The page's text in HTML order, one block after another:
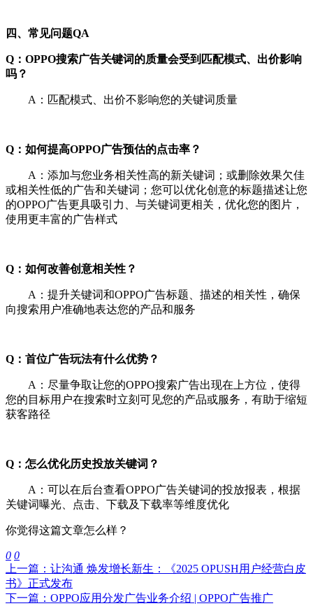
四、常见问题QA
Q：OPPO搜索广告关键词的质量会受到匹配模式、出价影响
吗？
A：匹配模式、出价不影响您的关键词质量
Q：如何提高OPPO广告预估的点击率？
A：添加与您业务相关性高的新关键词；或删除效果欠佳
或相关性低的广告和关键词；您可以优化创意的标题描述让您
的OPPO广告更具吸引力、与关键词更相关，优化您的图片，
使用更丰富的广告样式
Q：如何改善创意相关性？
A：提升关键词和OPPO广告标题、描述的相关性，确保
向搜索用户准确地表达您的产品和服务
Q：首位广告玩法有什么优势？
A：尽量争取让您的OPPO搜索广告出现在上方位，使得
您的目标用户在搜索时立刻可见您的产品或服务，有助于缩短
获客路径
Q：怎么优化历史投放关键词？
A：可以在后台查看OPPO广告关键词的投放报表，根据
关键词曝光、点击、下载及下载率等维度优化
你觉得这篇文章怎么样？
0 0
上一篇：让沟通 焕发增长新生：《2025 OPUSH用户经营白皮
书》正式发布
下一篇：OPPO应用分发广告业务介绍 | OPPO广告推广